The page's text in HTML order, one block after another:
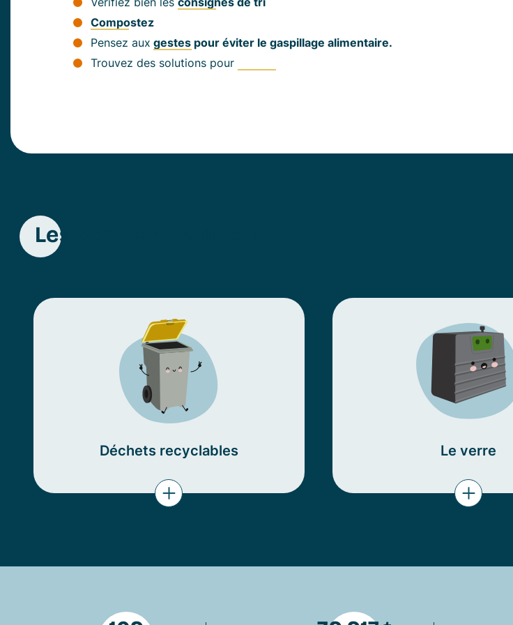
Compostez
Pensez aux gestes pour éviter le gaspillage alimentaire.
Trouvez des solutions pour
Les consignes de tri
Déchets recyclables Le verre